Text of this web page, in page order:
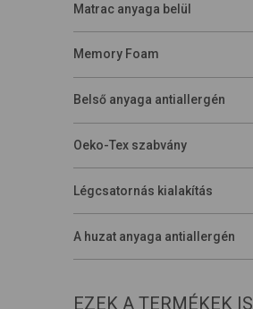
Matrac anyaga belül
Memory Foam
Belső anyaga antiallergén
Oeko-Tex szabvány
Légcsatornás kialakítás
A huzat anyaga antiallergén
EZEK A TERMÉKEK IS